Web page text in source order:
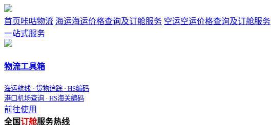
首页咔咕物流 海运海运价格查询及订舱服务 空运空运价格查询及订舱服务
一站式服务
物流工具箱
海运航线 · 货物追踪 · HS编码
港口机场查询 · HS海关编码
前往使用
全国订舱服务热线